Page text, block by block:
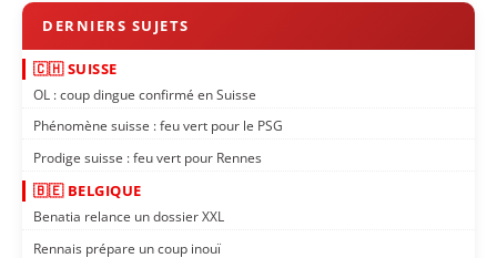
🇨🇭 SUISSE
OL : coup dingue confirmé en Suisse
Phénomène suisse : feu vert pour le PSG
Prodige suisse : feu vert pour Rennes
🇧🇪 BELGIQUE
Benatia relance un dossier XXL
Rennais prépare un coup inouï